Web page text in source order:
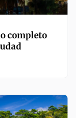
completo